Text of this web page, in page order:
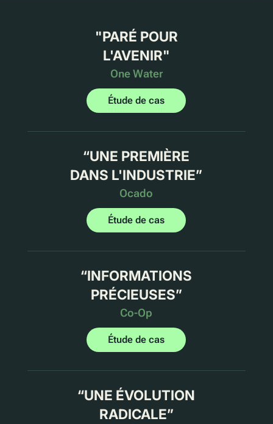
"PARÉ POUR
L'AVENIR"
One Water
Étude de cas
“UNE PREMIÈRE
DANS L'INDUSTRIE”
Ocado
Étude de cas
“INFORMATIONS
PRÉCIEUSES”
Co-Op
Étude de cas
“UNE ÉVOLUTION
RADICALE”